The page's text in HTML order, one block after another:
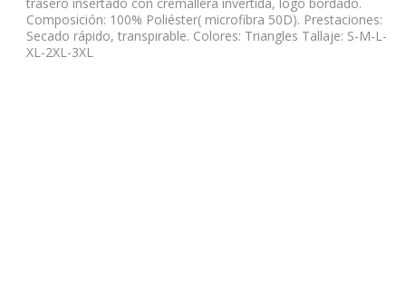
Composición: 100% Poliéster( microfibra 50D). Prestaciones:
Secado rápido, transpirable. Colores: Triangles Tallaje: S-M-L-
XL-2XL-3XL